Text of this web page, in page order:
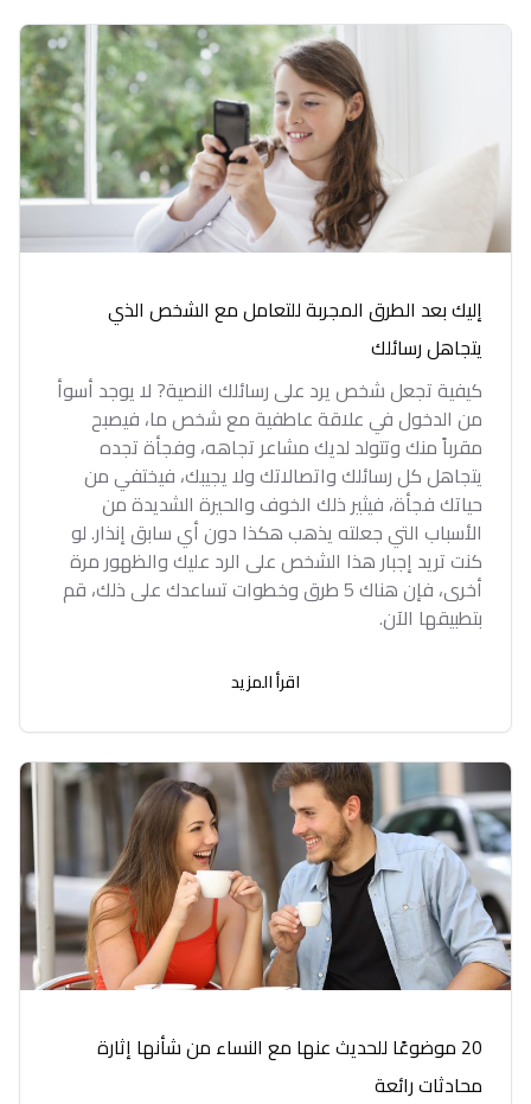
إليك بعد الطرق المجربة للتعامل مع الشخص الذي
يتجاهل رسائلك
كيفية تجعل شخص يرد على رسائلك النصية? لا يوجد أسوأ
من الدخول في علاقة عاطفية مع شخص ما، فيصبح
مقرباً منك وتتولد لديك مشاعر تجاهه، وفجأة تجده
يتجاهل كل رسائلك واتصالاتك ولا يجيبك، فيختفي من
حياتك فجأة، فيثير ذلك الخوف والحيرة الشديدة من
الأسباب التي جعلته يذهب هكذا دون أي سابق إنذار. لو
كنت تريد إجبار هذا الشخص على الرد عليك والظهور مرة
أخرى، فإن هناك 5 طرق وخطوات تساعدك على ذلك، قم
بتطبيقها الآن.
اقرأ المزيد
20 موضوعًا للحديث عنها مع النساء من شأنها إثارة
محادثات رائعة